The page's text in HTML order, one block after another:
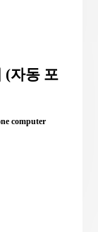
(자동 포
computer